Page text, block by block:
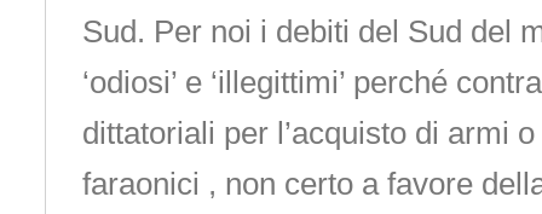
Sud. Per noi i debiti del Sud del
‘odiosi’ e ‘illegittimi’ perché
dittatoriali per l’acquisto di armi
faraonici , non certo a favore